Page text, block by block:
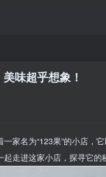
味超乎想象！
家名为“123果”的小店，
走进这家小店，探寻它的